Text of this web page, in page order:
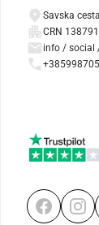
Savska
CRN
info / social